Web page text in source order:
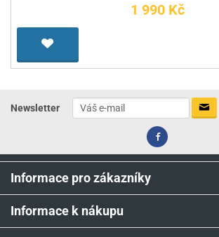
1 990 Kč
Newsletter
Informace pro zákazníky
Informace k nákupu